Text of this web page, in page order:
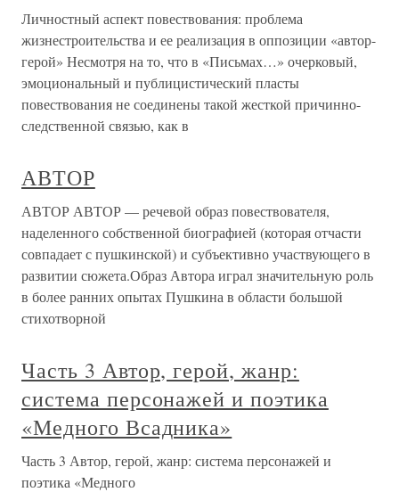
Личностный аспект повествования: проблема
жизнестроительства и ее реализация в оппозиции «автор-
герой» Несмотря на то, что в «Письмах…» очерковый,
эмоциональный и публицистический пласты
повествования не соединены такой жесткой причинно-
следственной связью, как в
АВТОР
АВТОР АВТОР — речевой образ повествователя,
наделенного собственной биографией (которая отчасти
совпадает с пушкинской) и субъективно участвующего в
развитии сюжета.Образ Автора играл значительную роль
в более ранних опытах Пушкина в области большой
стихотворной
Часть 3 Автор, герой, жанр:
система персонажей и поэтика
«Медного Всадника»
Часть 3 Автор, герой, жанр: система персонажей и
поэтика «Медного